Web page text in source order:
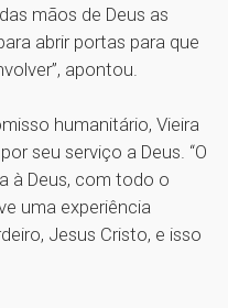
mãos de Deus as
abrir portas para que
apontou.
humanitário, Vieira
seu serviço a Deus. “O
à Deus, com todo o
uma experiência
Jesus Cristo, e isso